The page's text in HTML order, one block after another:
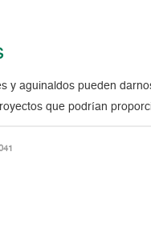
y aguinaldos pueden
que podrían